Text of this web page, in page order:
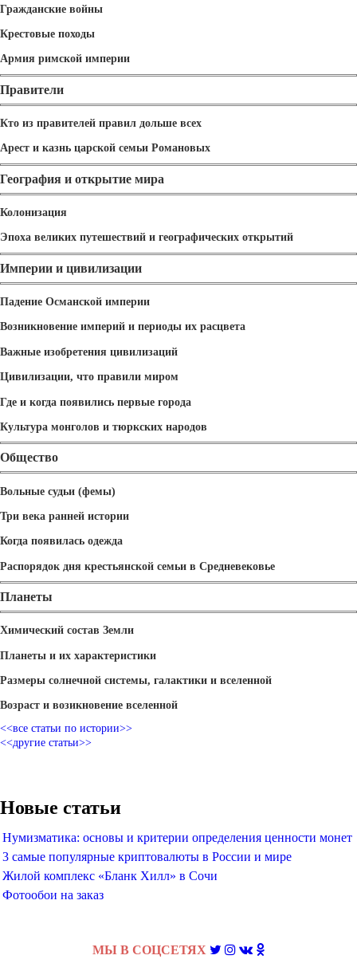
Гражданские войны
Крестовые походы
Армия римской империи
Правители
Кто из правителей правил дольше всех
Арест и казнь царской семьи Романовых
География и открытие мира
Колонизация
Эпоха великих путешествий и географических открытий
Империи и цивилизации
Падение Османской империи
Возникновение империй и периоды их расцвета
Важные изобретения цивилизаций
Цивилизации, что правили миром
Где и когда появились первые города
Культура монголов и тюркских народов
Общество
Вольные судьи (фемы)
Три века ранней истории
Когда появилась одежда
Распорядок дня крестьянской семьи в Средневековье
Планеты
Химический состав Земли
Планеты и их характеристики
Размеры солнечной системы, галактики и вселенной
Возраст и возикновение вселенной
<<все статьи по истории>>
<<другие статьи>>
Новые статьи
Нумизматика: основы и критерии определения ценности монет
3 самые популярные криптовалюты в России и мире
Жилой комплекс «Бланк Хилл» в Сочи
Фотообои на заказ
МЫ В СОЦСЕТЯХ